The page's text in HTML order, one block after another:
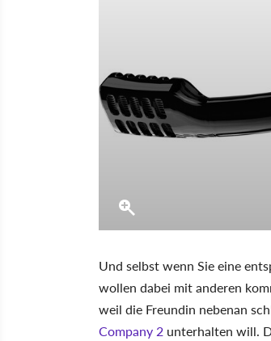
Und selbst wenn Sie eine
wollen dabei mit anderen
weil die Freundin nebenan
Company 2 unterhalten will.